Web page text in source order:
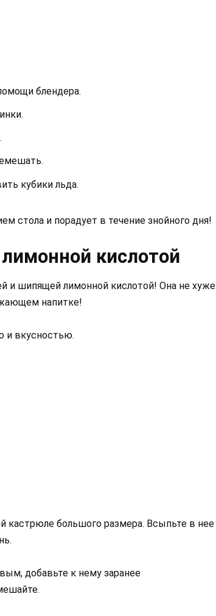
блендера.
кубики льда.
стола и порадует в течение знойного дня!
кислотой
и шипящей лимонной кислотой! Она не хуже
напитке!
и вкусностью.
кастрюле большого размера. Всыпьте в нее
добавьте к нему заранее